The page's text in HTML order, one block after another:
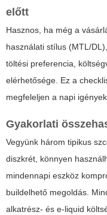
előtt
Hasznos, ha még a
használati stílus (MTL/
töltési preferencia,
elérhetősége. Ez a
megfeleljen a napi
Gyakorlati
Vegyünk három tipikus
diszkrét, könnyen
mindennapi eszköz
buildelhető megoldás.
alkatrész- és e-liquid